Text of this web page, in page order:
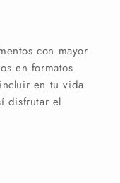
con mayor
en formatos
en tu vida
disfrutar el